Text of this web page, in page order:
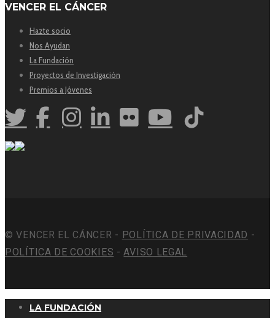
VENCER EL CÁNCER
Hazte socio
Nos Ayudan
La Fundación
Proyectos de Investigación
Premios a Jóvenes
© VENCER EL CÁNCER - POLÍTICA DE PRIVACIDAD -
POLÍTICA DE COOKIES -AVISO LEGAL
LA FUNDACIÓN